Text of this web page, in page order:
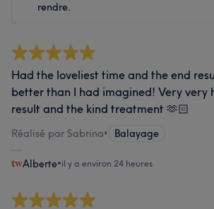
rendre.
Had the loveliest time and the end
better than I had imagined! Very very
result and the kind treatment 🫶🏻
Réalisé par Sabrina• Balayage
Alberte•il y a environ 24 heures